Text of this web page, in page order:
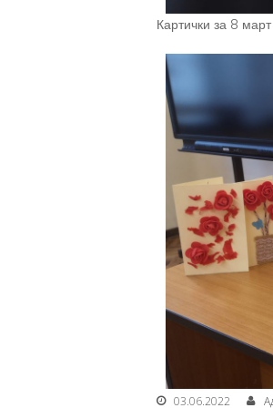
Картички за 8 март
03.06.2022